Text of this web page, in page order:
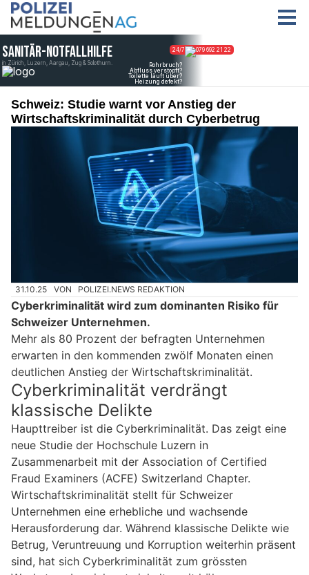
Schweiz: Studie warnt vor Anstieg der
Wirtschaftskriminalität durch Cyberbetrug
31.10.25 VON POLIZEI.NEWS REDAKTION
Cyberkriminalität wird zum dominanten Risiko für
Schweizer Unternehmen.
Mehr als 80 Prozent der befragten Unternehmen
erwarten in den kommenden zwölf Monaten einen
deutlichen Anstieg der Wirtschaftskriminalität.
Cyberkriminalität verdrängt
klassische Delikte
Haupttreiber ist die Cyberkriminalität. Das zeigt eine
neue Studie der Hochschule Luzern in
Zusammenarbeit mit der Association of Certified
Fraud Examiners (ACFE) Switzerland Chapter.
Wirtschaftskriminalität stellt für Schweizer
Unternehmen eine erhebliche und wachsende
Herausforderung dar. Während klassische Delikte wie
Betrug, Veruntreuung und Korruption weiterhin präsent
sind, hat sich Cyberkriminalität zum grössten